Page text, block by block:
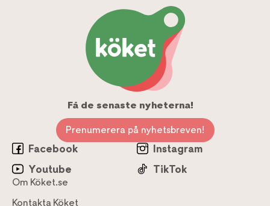
Få de senaste nyheterna!
Prenumerera på nyhetsbreven!
Facebook
Instagram
Youtube
TikTok
Om Köket.se
Kontakta Köket